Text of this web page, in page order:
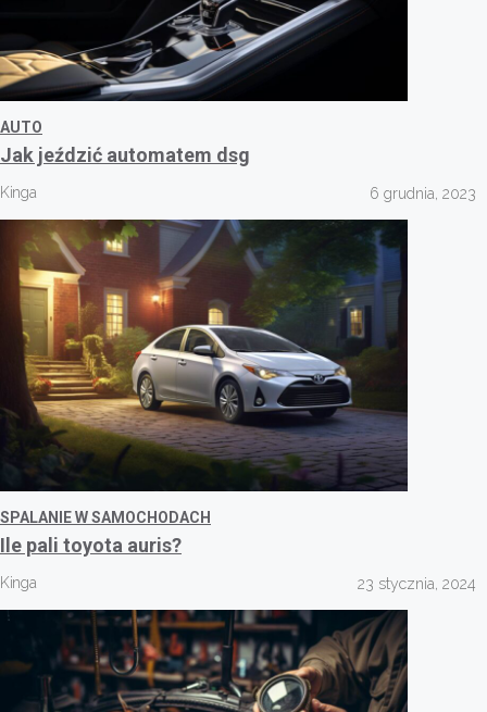
AUTO
Jak jeździć automatem dsg
Kinga 6 grudnia, 2023
SPALANIE W SAMOCHODACH
Ile pali toyota auris?
Kinga 23 stycznia, 2024